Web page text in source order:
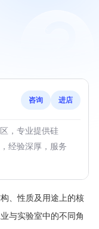
咨询 进店
，专业提供硅
经验深厚，服务
、性质及用途上的核
与实验室中的不同角